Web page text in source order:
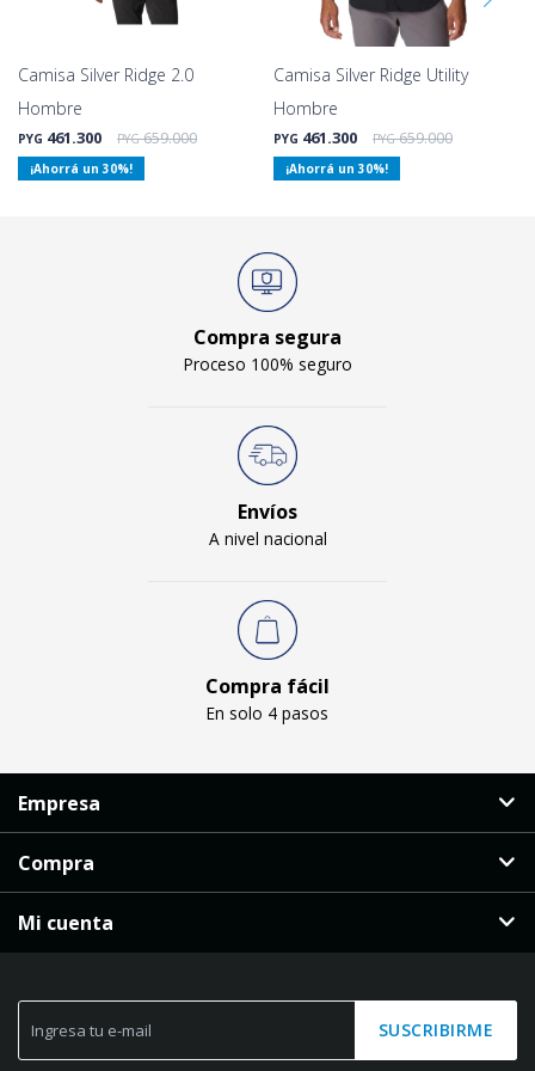
Camisa Silver Ridge 2.0
Hombre
PYG 461.300 PYG 659.000
30
Camisa Silver Ridge Utility
Hombre
PYG 461.300 PYG 659.000
30
Compra segura
Proceso 100% seguro
Envíos
A nivel nacional
Compra fácil
En solo 4 pasos
SUSCRIBIRME
Empresa
Compra
Mi cuenta